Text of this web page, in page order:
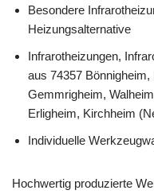
Besondere
Heizungsalternative
Infrarotheizungen,
aus 74357
Gemmrigheim,
Erligheim, Kirchheim
Individuelle
Hochwertig produzierte